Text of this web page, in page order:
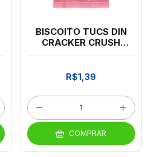
BISCOITO TUCS DIN
CRACKER CRUSH
R$1,39
COMPRAR